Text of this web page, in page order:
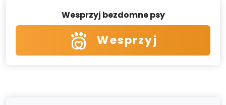
Wesprzyj bezdomne psy
Wesprzyj